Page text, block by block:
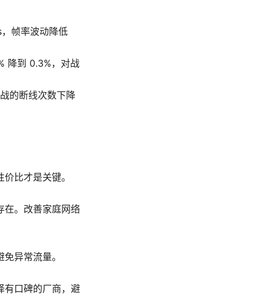
帧率波动降低
降到 0.3%，对战
的断线次数下降
比才是关键。
在。改善家庭网络
异常流量。
有口碑的厂商，避